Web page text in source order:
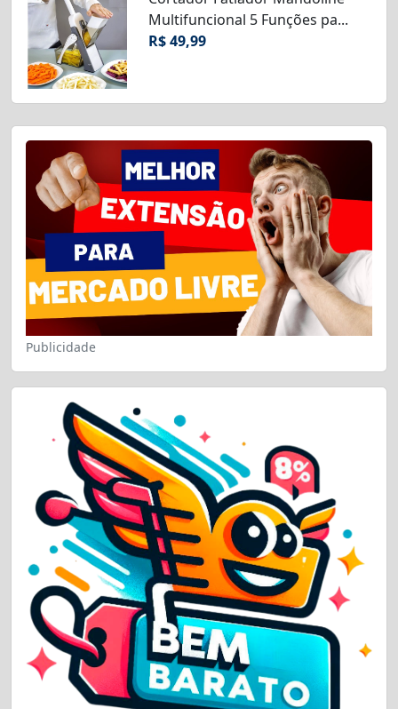
Multifuncional 5 Funções pa...
R$ 49,99
Publicidade